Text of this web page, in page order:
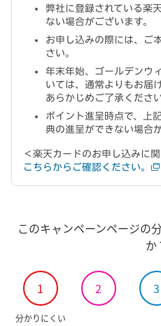
弊社に登録されている楽
ない場合がございます。
お申し込みの際には、ご
さい。
年末年始、ゴールデンウ
いては、通常よりもお届
あらかじめご了承ください
ポイント進呈時点で、上
典の進呈ができない場合
＜楽天カードのお申し込みに
こちらからご確認ください。
このキャンペーンページの
か
1 2 3
分かりにくい